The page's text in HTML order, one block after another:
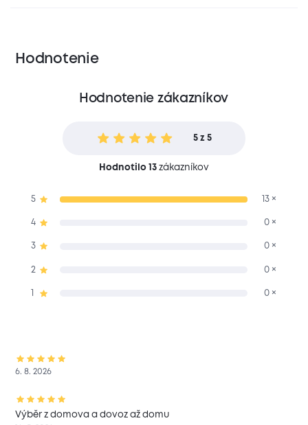
Hodnotenie
Hodnotenie zákazníkov
5 z 5
Hodnotilo 13zákazníkov
5 13 ×
4 0 ×
3 0 ×
2 0 ×
0 ×
6. 8. 2026
Výběr z domova a dovoz až domu